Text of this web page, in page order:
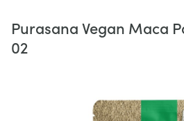
Purasana Vegan Maca
02